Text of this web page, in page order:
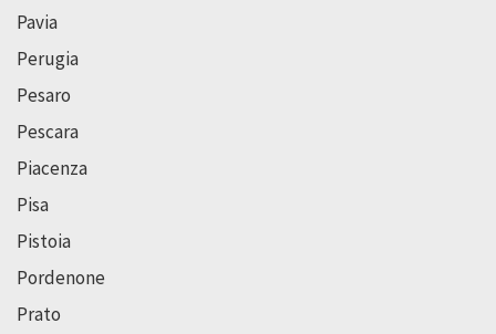
Pavia
Perugia
Pesaro
Pescara
Piacenza
Pisa
Pistoia
Pordenone
Prato